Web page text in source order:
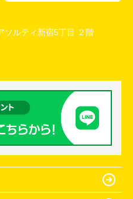
ソルティ新宿5丁目 ２階